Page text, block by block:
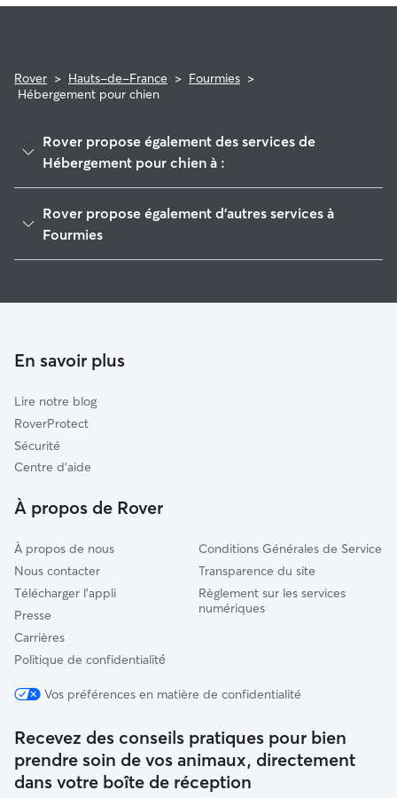
Rover > Hauts-de-France > Fourmies >
Hébergement pour chien
Rover propose également des services de
Hébergement pour chien à :
Maubeuge
Étrœungt
Ohain
Wignehies
La Flamengrie
Anor
Rover propose également d'autres services à
Fourmies
Promeneur de Chien à Fourmies
En savoir plus
Lire notre blog
RoverProtect
Sécurité
Centre d'aide
À propos de Rover
À propos de nous
Nous contacter
Télécharger l'appli
Presse
Carrières
Politique de confidentialité́
Conditions Générales de Service
Transparence du site
Règlement sur les services
numériques
Vos préférences en matière de confidentialité
Recevez des conseils pratiques pour bien
prendre soin de vos animaux, directement
dans votre boîte de réception